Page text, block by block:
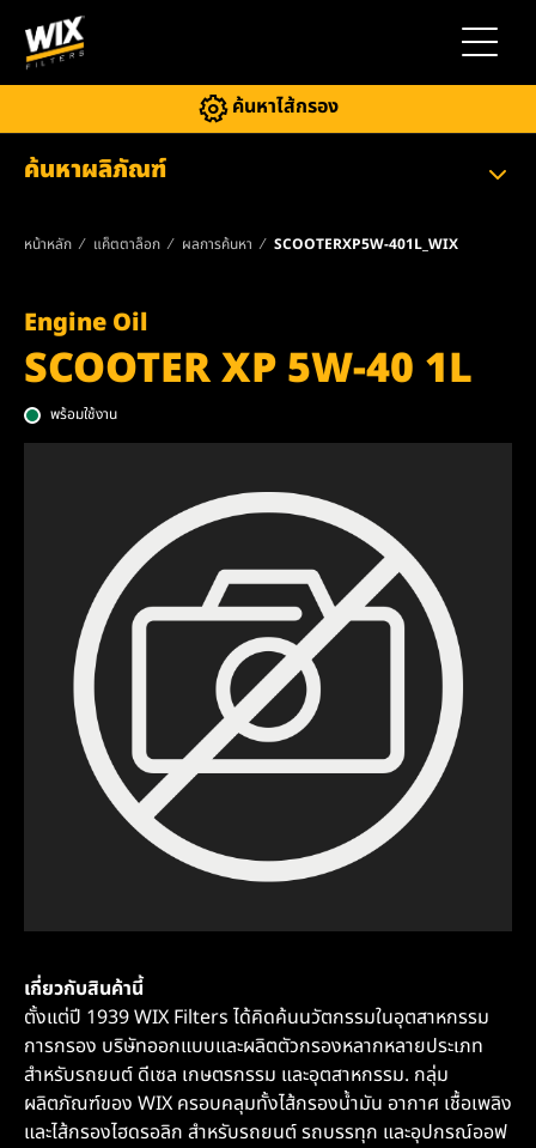
สลับการ
ค้นหาไส้กรอง
ค้นหาผลิภัณฑ์
หน้าหลัก แค็ตตาล็อก ผลการค้นหา SCOOTERXP5W-401L_WIX
Engine Oil
SCOOTER XP 5W-40 1L
พร้อมใช้งาน
เกี่ยวกับสินค้านี้
ตั้งแต่ปี 1939 WIX Filters ได้คิดค้นนวัตกรรมในอุตสาหกรรม
การกรอง บริษัทออกแบบและผลิตตัวกรองหลากหลายประเภท
สำหรับรถยนต์ ดีเซล เกษตรกรรม และอุตสาหกรรม. กลุ่ม
ผลิตภัณฑ์ของ WIX ครอบคลุมทั้งไส้กรองน้ำมัน อากาศ เชื้อเพลิง
และไส้กรองไฮดรอลิก สำหรับรถยนต์ รถบรรทุก และอุปกรณ์ออฟ